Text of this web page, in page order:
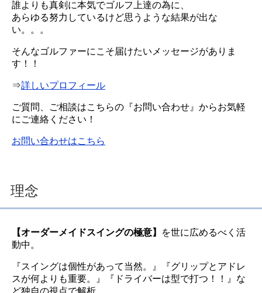
誰よりも真剣に本気でゴルフ上達の為に、
あらゆる努力しているけど思うような結果が出な
い。。。
そんなゴルファーにこそ届けたいメッセージがありま
す！！
⇒詳しいプロフィール
ご質問、ご相談はこちらの『お問い合わせ』からお気軽
にご連絡ください！
お問い合わせはこちら
理念
【オーダーメイドスイングの極意】
を世に広めるべく活
動中。
『スイングは個性があって当然。』『グリップとアドレ
スが何よりも重要。』『ドライバーは型で打つ！！』な
ど独自の視点で解析。